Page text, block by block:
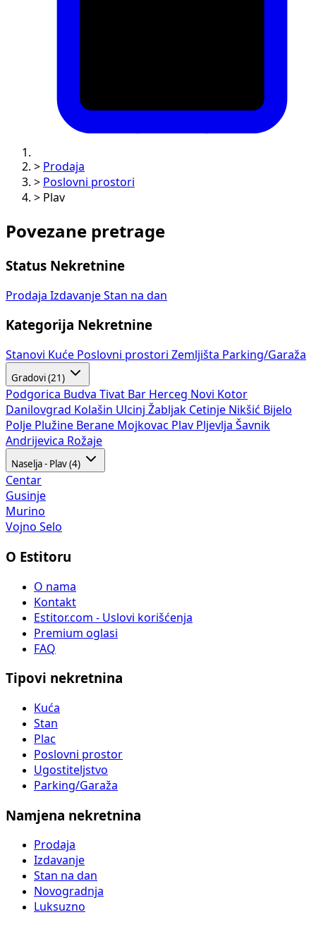
> Prodaja
> Poslovni prostori
> Plav
Povezane pretrage
Status Nekretnine
Prodaja Izdavanje Stan na dan
Kategorija Nekretnine
Stanovi Kuće Poslovni prostori Zemljišta Parking/Garaža
Gradovi (21)
Podgorica Budva Tivat Bar Herceg Novi Kotor
Danilovgrad Kolašin Ulcinj Žabljak Cetinje Nikšić Bijelo
Polje Plužine Berane Mojkovac Plav Pljevlja Šavnik
Andrijevica Rožaje
Naselja - Plav (4)
Centar
Gusinje
Murino
Vojno Selo
O Estitoru
O nama
Kontakt
Estitor.com - Uslovi korišćenja
Premium oglasi
FAQ
Tipovi nekretnina
Kuća
Stan
Plac
Poslovni prostor
Ugostiteljstvo
Parking/Garaža
Namjena nekretnina
Prodaja
Izdavanje
Stan na dan
Novogradnja
Luksuzno